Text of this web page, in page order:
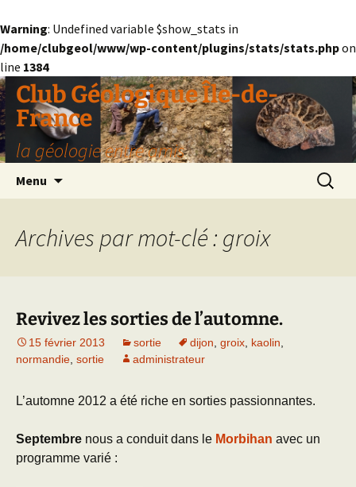
Warning: Undefined variable $show_stats in
/home/clubgeol/www/wp-content/plugins/stats/stats.phpon
line 1384
Aller
au
contenu
Club Géologique Île-de-
France
la géologie entre amis
Menu
Archives par mot-clé : groix
Revivez les sorties de l’automne.
15 février 2013 sortie dijon groix kaolin
normandie sortie administrateur
L’automne 2012 a été riche en sorties passionnantes.
Septembre nous a conduit dans le Morbihan avec un
programme varié :